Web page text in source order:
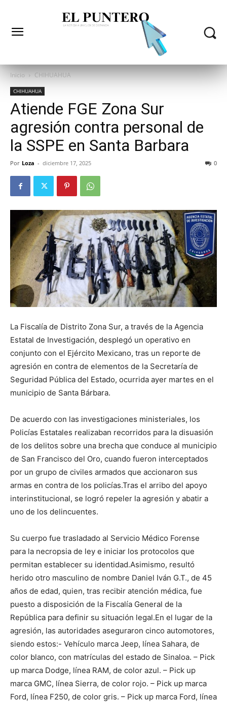
Inicio CHIHUAHUA
CHIHUAHUA
Atiende FGE Zona Sur
agresión contra personal de
la SSPE en Santa Barbara
Por Loza - diciembre 17, 2025 0
La Fiscalía de Distrito Zona Sur, a través de la Agencia
Estatal de Investigación, desplegó un operativo en
conjunto con el Ejército Mexicano, tras un reporte de
agresión en contra de elementos de la Secretaría de
Seguridad Pública del Estado, ocurrida ayer martes en el
municipio de Santa Bárbara.
De acuerdo con las investigaciones ministeriales, los
Policías Estatales realizaban recorridos para la disuasión
de los delitos sobre una brecha que conduce al municipio
de San Francisco del Oro, cuando fueron interceptados
por un grupo de civiles armados que accionaron sus
armas en contra de los policías.Tras el arribo del apoyo
interinstitucional, se logró repeler la agresión y abatir a
uno de los delincuentes.
Su cuerpo fue trasladado al Servicio Médico Forense
para la necropsia de ley e iniciar los protocolos que
permitan establecer su identidad.Asimismo, resultó
herido otro masculino de nombre Daniel Iván G.T., de 45
años de edad, quien, tras recibir atención médica, fue
puesto a disposición de la Fiscalía General de la
República para definir su situación legal.En el lugar de la
agresión, las autoridades aseguraron cinco automotores,
siendo estos:- Vehículo marca Jeep, línea Sahara, de
color blanco, con matrículas del estado de Sinaloa. – Pick
up marca Dodge, línea RAM, de color azul. – Pick up
marca GMC, línea Sierra, de color rojo. – Pick up marca
Ford, línea F250, de color gris. – Pick up marca Ford, línea